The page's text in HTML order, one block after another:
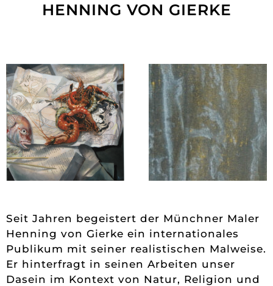
HENNING VON GIERKE
Seit Jahren begeistert der Münchner Maler
Henning von Gierke ein internationales
Publikum mit seiner realistischen Malweise.
Er hinterfragt in seinen Arbeiten unser
Dasein im Kontext von Natur, Religion und